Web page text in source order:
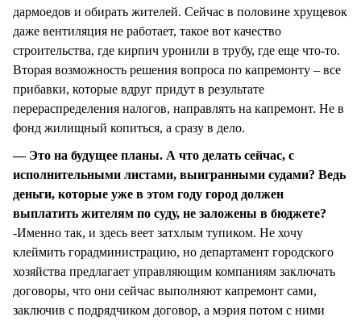
дармоедов и обирать жителей. Сейчас в половине хрущевок
даже вентиляция не работает, такое вот качество
строительства, где кирпич уронили в трубу, где еще что-то.
Вторая возможность решения вопроса по капремонту – все
прибавки, которые вдруг придут в результате
перераспределения налогов, направлять на капремонт. Не в
фонд жилищный копиться, а сразу в дело.
— Это на будущее планы. А что делать сейчас, с
исполнительными листами, выигранными судами? Ведь
деньги, которые уже в этом году город должен
выплатить жителям по суду, не заложены в бюджете?
-Именно так, и здесь веет затхлым тупиком. Не хочу
клеймить горадминистрацию, но департамент городского
хозяйства предлагает управляющим компаниям заключать
договоры, что они сейчас выполняют капремонт сами,
заключив с подрядчиком договор, а мэрия потом с ними